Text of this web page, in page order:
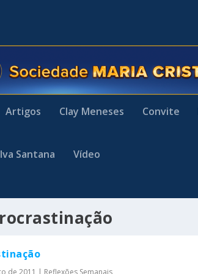
Artigos Clay Meneses Convite
Santana Vídeo